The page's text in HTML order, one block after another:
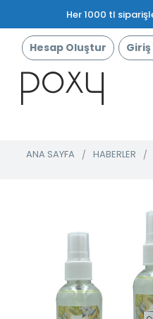
Her 1000 tl
Hesap Oluştur Giriş
ANA SAYFA HABERLER